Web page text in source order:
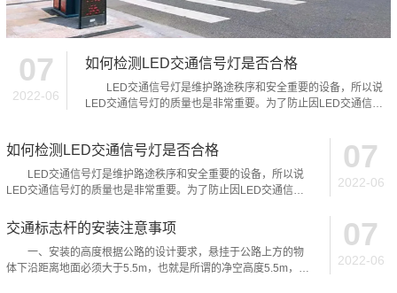
07
2022-06
如何检测LED交通信号灯是否合格
LED交通信号灯是维护路途秩序和安全重要的设备，所以说
LED交通信号灯的质量也是非常重要。为了防止因LED交通信号
07
2022-06
如何检测LED交通信号灯是否合格
LED交通信号灯是维护路途秩序和安全重要的设备，所以说
LED交通信号灯的质量也是非常重要。为了防止因LED交通信号
07
2022-06
交通标志杆的安装注意事项
一、安装的高度根据公路的设计要求，悬挂于公路上方的物
体下沿距离地面必须大于5.5m，也就是所谓的净空高度5.5m，所